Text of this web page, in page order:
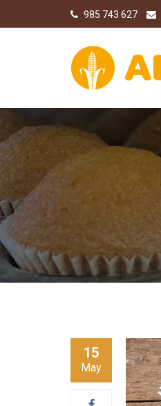
985 743 627
15
May